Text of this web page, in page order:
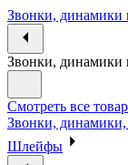
Звонки, динамики
Звонки, динамики
Смотреть все
Звонки, динамики,
Шлейфы